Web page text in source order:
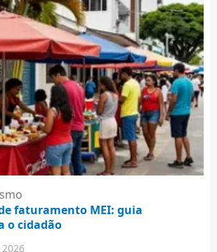
faturamento MEI: guia
o cidadão